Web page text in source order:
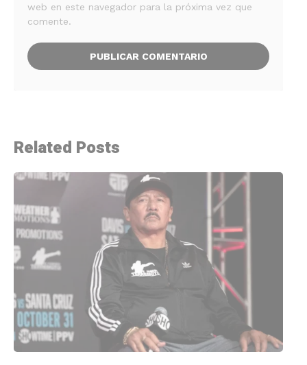
web en este navegador para la próxima vez que
comente.
Related Posts